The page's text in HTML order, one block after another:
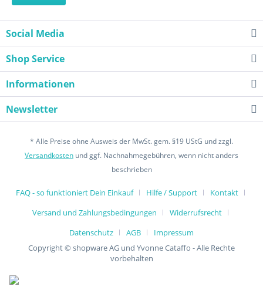
Social Media
Shop Service
Informationen
Newsletter
* Alle Preise ohne Ausweis der MwSt. gem. §19 UStG und zzgl.
Versandkosten und ggf. Nachnahmegebühren, wenn nicht anders
beschrieben
FAQ - so funktioniert Dein Einkauf Hilfe / Support
Kontakt
Versand und Zahlungsbedingungen
Widerrufsrecht
Datenschutz
AGB
Impressum
Copyright © shopware AG und Yvonne Cataffo - Alle Rechte
vorbehalten